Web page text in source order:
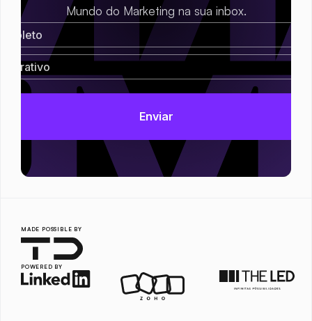
Mundo do Marketing na sua inbox.
MADE POSSIBLE BY
POWERED BY